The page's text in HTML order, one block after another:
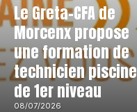
Le Greta-CFA de
Morcenx propose
une formation de
technicien piscine
de 1er niveau
08/07/2026